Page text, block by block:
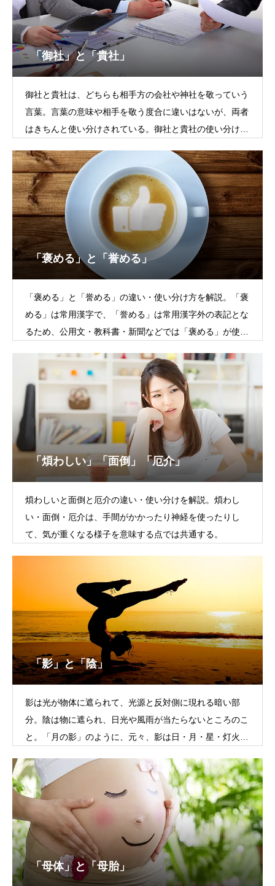
「御社」と「貴社」
御社と貴社は、どちらも相手方の会社や神社を敬っていう
言葉。言葉の意味や相手を敬う度合に違いはないが、両者
はきちんと使い分けされている。御社と貴社の使い分けは
「褒める」と「誉める」
「褒める」と「誉める」の違い・使い分け方を解説。「褒
める」は常用漢字で、「誉める」は常用漢字外の表記とな
るため、公用文・教科書・新聞などでは「褒める」が使わ
「煩わしい」「面倒」「厄介」
煩わしいと面倒と厄介の違い・使い分けを解説。煩わし
い・面倒・厄介は、手間がかかったり神経を使ったりし
て、気が重くなる様子を意味する点では共通する。
「影」と「陰」
影は光が物体に遮られて、光源と反対側に現れる暗い部
分。陰は物に遮られ、日光や風雨が当たらないところのこ
と。「月の影」のように、元々、影は日・月・星・灯火な
「母体」と「母胎」